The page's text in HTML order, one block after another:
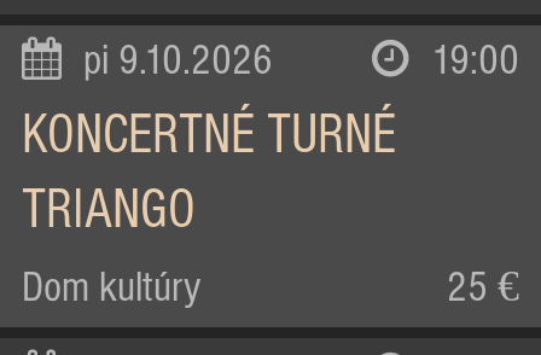
pi 9.10.2026 19:00
KONCERTNÉ TURNÉ
TRIANGO
Dom kultúry 25 €